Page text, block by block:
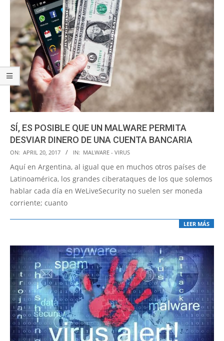
SÍ, ES POSIBLE QUE UN MALWARE PERMITA
DESVIAR DINERO DE UNA CUENTA BANCARIA
2017-
04-
20
ON: APRIL 20, 2017 IN: MALWARE - VIRUS
Aquí en Argentina, al igual que en muchos otros países de
Latinoamérica, los grandes ciberataques de los que solemos
hablar cada día en WeLiveSecurity no suelen ser moneda
corriente; cuanto
LEER MÁS